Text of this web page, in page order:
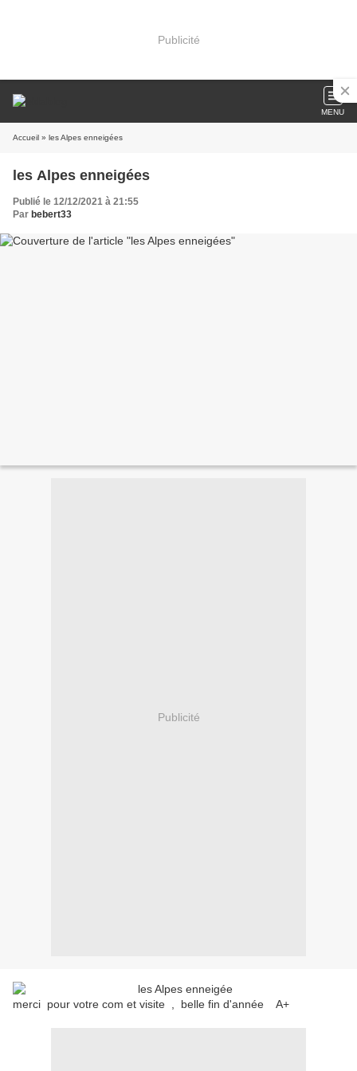
Publicité
MENU
Accueil » les Alpes enneigées
les Alpes enneigées
Publié le 12/12/2021 à 21:55
Par bebert33
Publicité
merci pour votre com et visite , belle fin d'année A+